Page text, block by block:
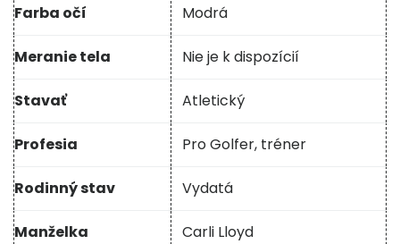
Farba očí Modrá
Meranie tela Nie je k dispozícií
Stavať Atletický
Profesia Pro Golfer, tréner
Rodinný stav Vydatá
Manželka Carli Lloyd